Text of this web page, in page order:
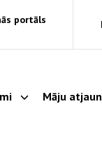
portāls
Parādīt
Māju